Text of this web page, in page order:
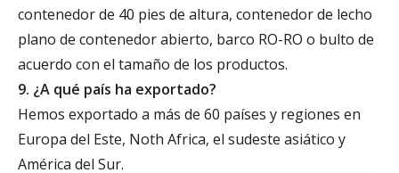
contenedor de 40 pies de altura, contenedor de lecho
plano de contenedor abierto, barco RO-RO o bulto de
acuerdo con el tamaño de los productos.
9. ¿A qué país ha exportado?
Hemos exportado a más de 60 países y regiones en
Europa del Este, Noth Africa, el sudeste asiático y
América del Sur.